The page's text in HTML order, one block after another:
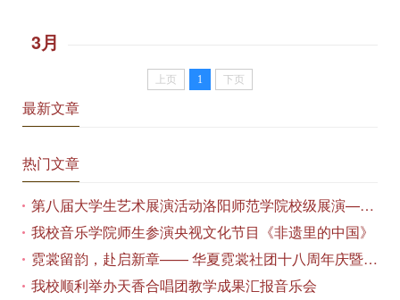
3月
上页 1 下页
最新文章
热门文章
第八届大学生艺术展演活动洛阳师范学院校级展演——艺术作品专场展览在美术与艺术学院顺利开展
我校音乐学院师生参演央视文化节目《非遗里的中国》
霓裳留韵，赴启新章—— 华夏霓裳社团十八周年庆暨毕业季特别演出圆满落幕
我校顺利举办天香合唱团教学成果汇报音乐会